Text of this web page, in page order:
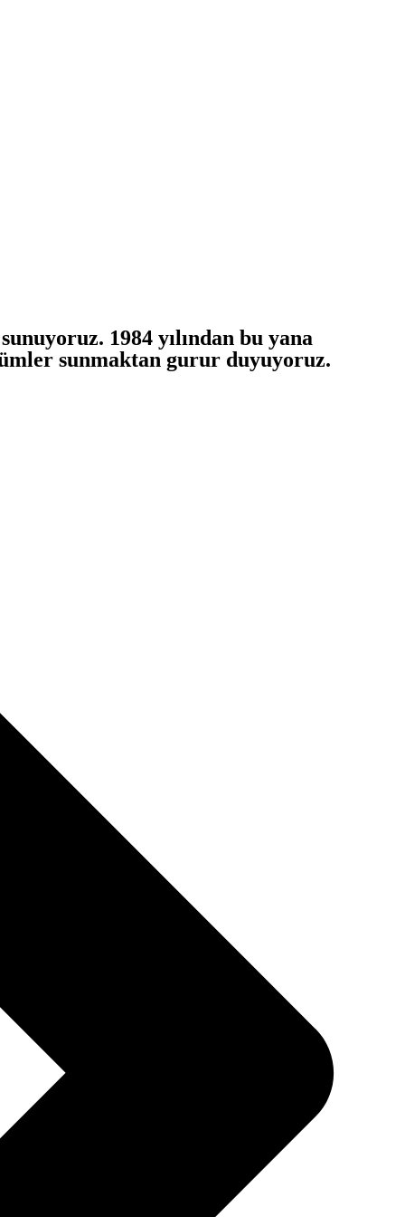
1984 yılından bu yana
sunmaktan gurur duyuyoruz.